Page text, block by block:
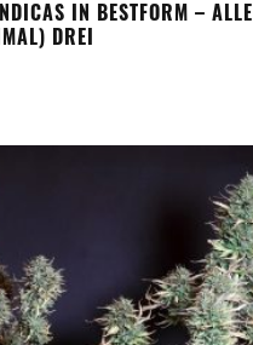
IN BESTFORM –
DREI